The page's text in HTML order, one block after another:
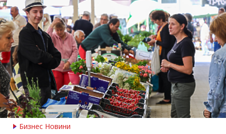
Бизнес Новини